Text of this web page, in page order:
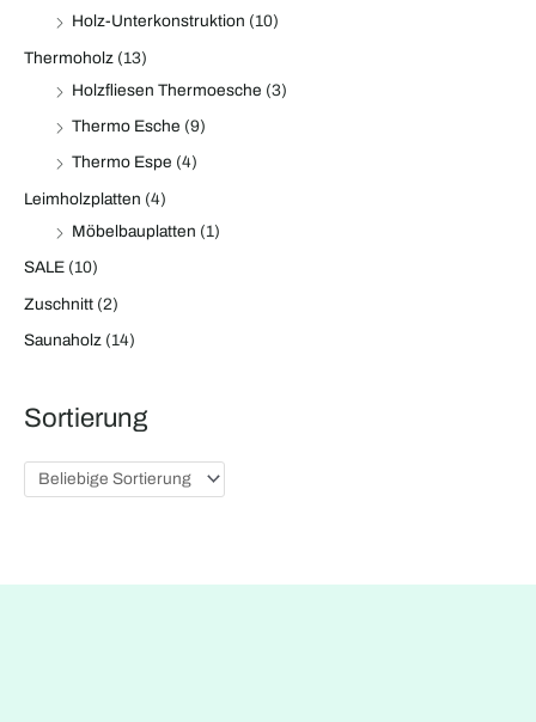
Holz-Unterkonstruktion (10)
Thermoholz (13)
Holzfliesen Thermoesche (3)
Thermo Esche (9)
Thermo Espe (4)
Leimholzplatten (4)
Möbelbauplatten (1)
SALE (10)
Zuschnitt (2)
Saunaholz (14)
Sortierung